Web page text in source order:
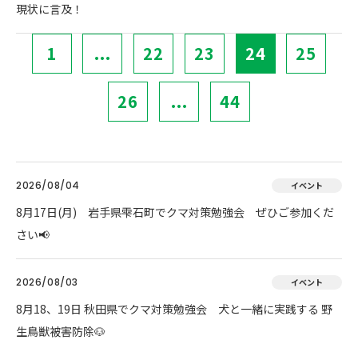
現状に言及！
1 ... 22 23 24 25
26 ... 44
2026/08/04 イベント
8月17日(月) 岩手県雫石町でクマ対策勉強会 ぜひご参加くだ
さい📢
2026/08/03 イベント
8月18、19日 秋田県でクマ対策勉強会 犬と一緒に実践する 野
生鳥獣被害防除🐶